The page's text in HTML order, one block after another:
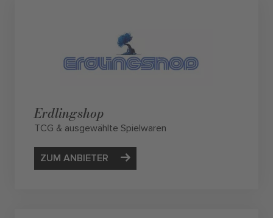
Erdlingshop
TCG & ausgewählte Spielwaren
ZUM ANBIETER